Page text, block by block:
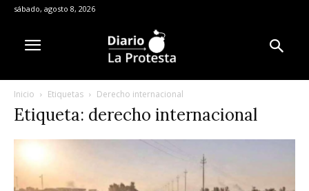
sábado, agosto 8, 2026
Inicio Etiquetas Derecho internacional
Etiqueta: derecho internacional